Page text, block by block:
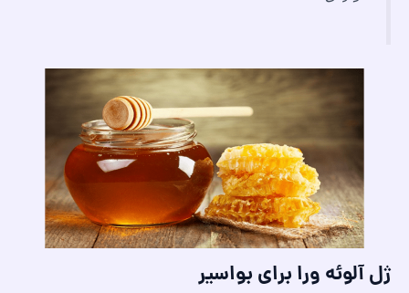
ژل آلوئه ورا برای بواسیر